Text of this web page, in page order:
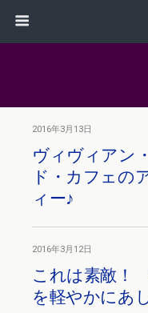
2016年3月13日
ヴィヴィアン
ド・カフェの
ィー♪
2016年3月12日
これは素敵！
を軽やかにあ